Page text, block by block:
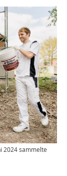
2024 sammelte